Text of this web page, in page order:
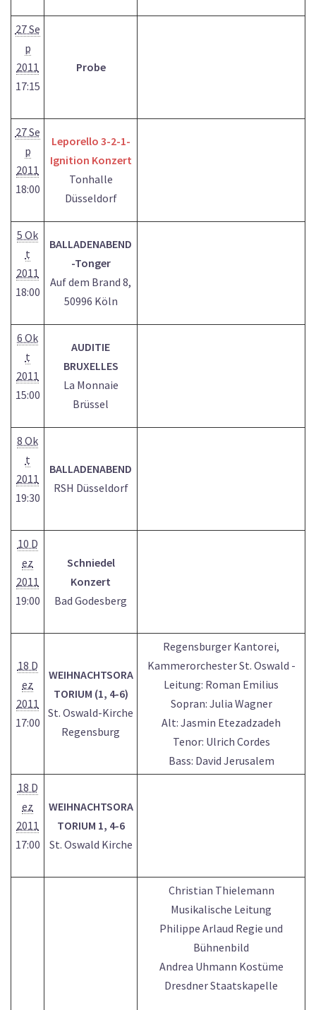
27 Se
p
2011
17:15
Probe
27 Se
p
2011
18:00
Leporello 3-2-1-
Ignition Konzert
Tonhalle
Düsseldorf
5 Ok
t
2011
18:00
BALLADENABEND
-Tonger
Auf dem Brand 8,
50996 Köln
6 Ok
t
2011
15:00
AUDITIE
BRUXELLES
La Monnaie
Brüssel
8 Ok
t
2011
19:30
BALLADENABEND
RSH Düsseldorf
10 D
ez
2011
19:00
Schniedel
Konzert
Bad Godesberg
18 D
ez
2011
17:00
WEIHNACHTSORA
TORIUM (1, 4-6)
St. Oswald-Kirche
Regensburg
Regensburger Kantorei,
Kammerorchester St. Oswald -
Leitung: Roman Emilius
Sopran: Julia Wagner
Alt: Jasmin Etezadzadeh
Tenor: Ulrich Cordes
Bass: David Jerusalem
18 D
ez
2011
17:00
WEIHNACHTSORA
TORIUM 1, 4-6
St. Oswald Kirche
Christian Thielemann
Musikalische Leitung
Philippe Arlaud Regie und
Bühnenbild
Andrea Uhmann Kostüme
Dresdner Staatskapelle